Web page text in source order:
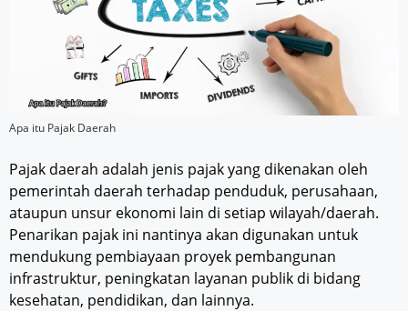
Apa itu Pajak Daerah
Pajak daerah adalah jenis pajak yang dikenakan oleh
pemerintah daerah terhadap penduduk, perusahaan,
ataupun unsur ekonomi lain di setiap wilayah/daerah.
Penarikan pajak ini nantinya akan digunakan untuk
mendukung pembiayaan proyek pembangunan
infrastruktur, peningkatan layanan publik di bidang
kesehatan, pendidikan, dan lainnya.